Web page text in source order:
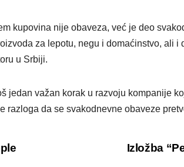
kupovina nije obaveza, već je deo
za lepotu, negu i domaćinstvo, ali i
u Srbiji.
jedan važan korak u razvoju kompanije
da se svakodnevne obaveze
Izložba